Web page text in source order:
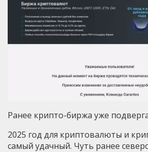
Ранее крипто-биржа уже
2025 год для криптовалюты и
самый удачный. Чуть ранее